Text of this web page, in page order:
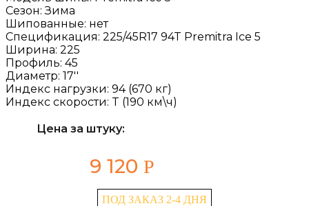
Сезон:Зима
Шипованные: нет
Спецификация: 225/45R17 94T Premitra Ice 5
Ширина: 225
Профиль: 45
Диаметр: 17''
Индекс нагрузки: 94 (670 кг)
Индекс скорости: T (190 км\ч)
Цена за штуку:
9 120 Р
ПОД ЗАКАЗ 2-4 ДНЯ